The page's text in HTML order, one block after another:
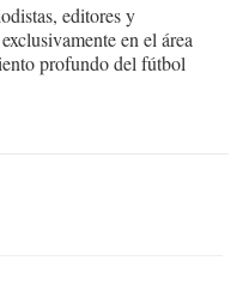
editores y
en el área
profundo del fútbol